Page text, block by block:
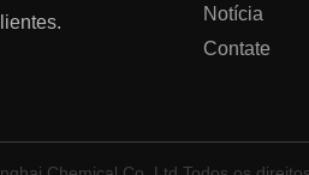
Notícia
Contate